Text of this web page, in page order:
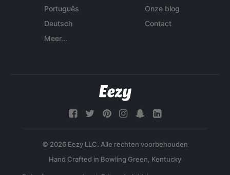
Português
Deutsch
Meer...
Onze blog
Contact
© 2026 Eezy LLC. Alle rechten voorbehouden